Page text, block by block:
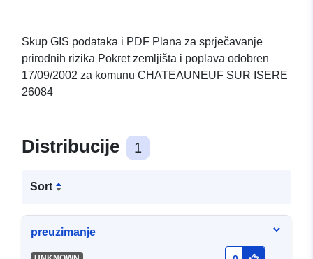
ISERE 26084 odobren 17.
rujna 2002.
Skup GIS podataka i PDF Plana za sprječavanje
prirodnih rizika Pokret zemljišta i poplava odobren
17/09/2002 za komunu CHATEAUNEUF SUR ISERE
26084
Distribucije 1
Sort
preuzimanje